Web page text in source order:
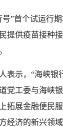
”首个试运行
提供疫苗接种
表示，“海峡银
党工委与海峡
拓展金融便民
经济的新兴领